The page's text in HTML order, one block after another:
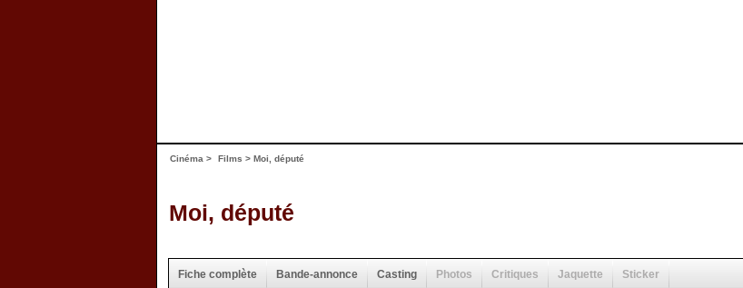
Cinéma > Films > Moi, député
Moi, député
Fiche complète Bande-annonce Casting Photos Critiques Jaquette Sticker